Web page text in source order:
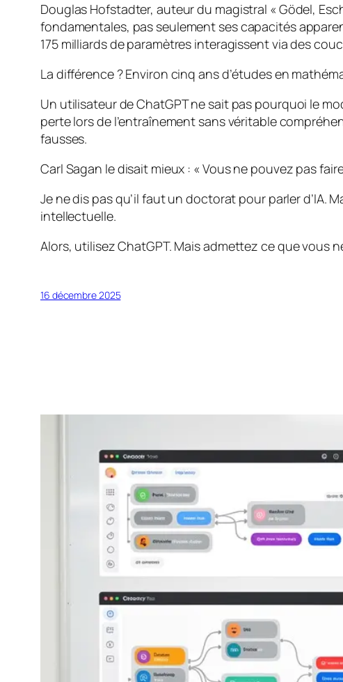
Douglas Hofstadter, auteur du magistral « Gödel,
fondamentales, pas seulement ses capacités
175 milliards de paramètres interagissent via des
La différence ? Environ cinq ans d’études en
Un utilisateur de ChatGPT ne sait pas pourquoi le
perte lors de l’entraînement sans véritable
fausses.
Carl Sagan le disait mieux : « Vous ne pouvez pas
Je ne dis pas qu’il faut un doctorat pour parler d’IA.
intellectuelle.
Alors, utilisez ChatGPT. Mais admettez ce que vous
16 décembre 2025